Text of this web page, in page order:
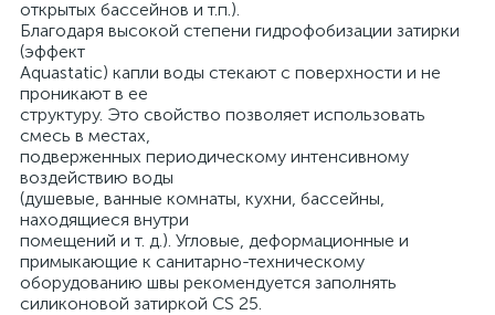
открытых бассейнов и т.п.).
Благодаря высокой степени гидрофобизации затирки
(эффект
Aquastatic) капли воды стекают с поверхности и не
проникают в ее
структуру. Это свойство позволяет использовать
смесь в местах,
подверженных периодическому интенсивному
воздействию воды
(душевые, ванные комнаты, кухни, бассейны,
находящиеся внутри
помещений и т. д.). Угловые, деформационные и
примыкающие к санитарно-техническому
оборудованию швы рекомендуется заполнять
силиконовой затиркой CS 25.